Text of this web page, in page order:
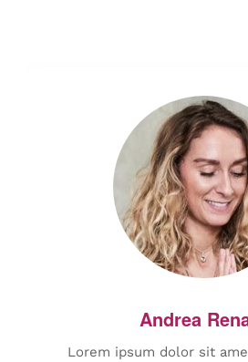
Lorem ipsum dolor sit